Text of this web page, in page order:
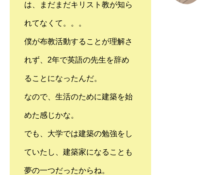
は、まだまだキリスト教が知ら
れてなくて。。。
僕が布教活動することが理解さ
れず、2年で英語の先生を辞め
ることになったんだ。
なので、生活のために建築を始
めた感じかな。
でも、大学では建築の勉強をし
ていたし、建築家になることも
夢の一つだったからね。